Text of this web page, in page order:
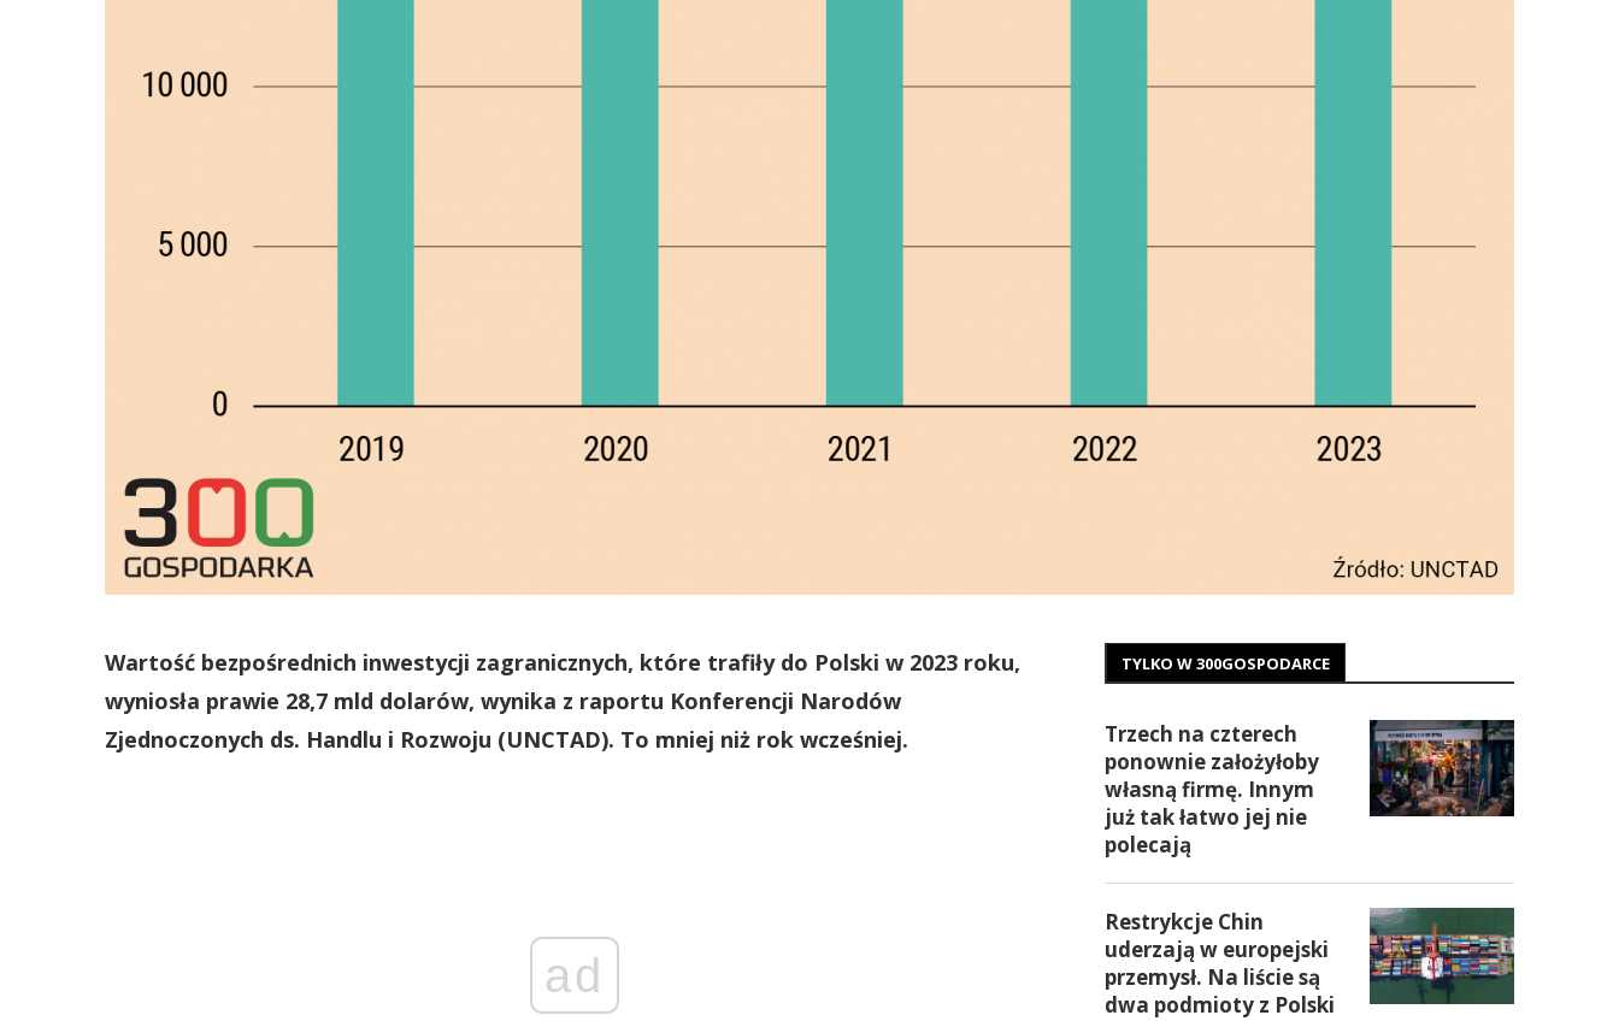
Wartość bezpośrednich inwestycji zagranicznych, które trafiły do Polski w 2023 roku,
wyniosła prawie 28,7 mld dolarów, wynika z raportu Konferencji Narodów
Zjednoczonych ds. Handlu i Rozwoju (UNCTAD). To mniej niż rok wcześniej.
ad
TYLKO W 300GOSPODARCE
Trzech na czterech
ponownie założyłoby
własną firmę. Innym
już tak łatwo jej nie
polecają
Restrykcje Chin
uderzają w europejski
przemysł. Na liście są
dwa podmioty z Polski